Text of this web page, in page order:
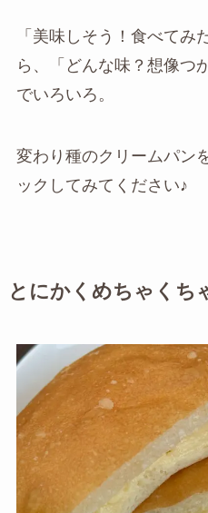
「美味しそう！食べてみ
ら、「どんな味？想像つ
でいろいろ。
変わり種のクリームパン
ックしてみてください♪
とにかくめちゃくち